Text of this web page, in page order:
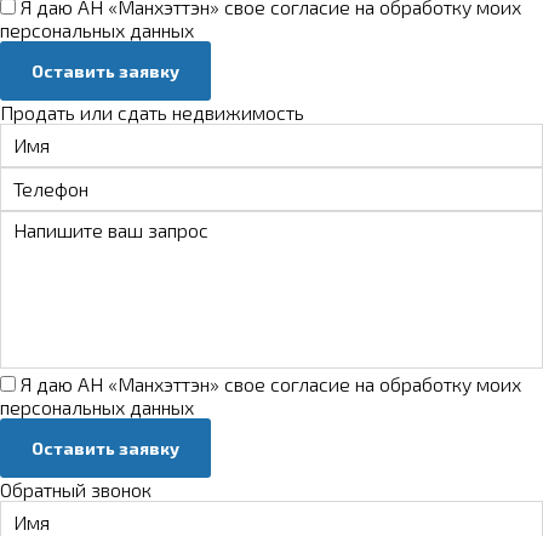
Я даю АН «Манхэттэн» свое согласие на обработку моих
персональных данных
Оставить заявку
Продать или сдать недвижимость
Я даю АН «Манхэттэн» свое согласие на обработку моих
персональных данных
Оставить заявку
Обратный звонок